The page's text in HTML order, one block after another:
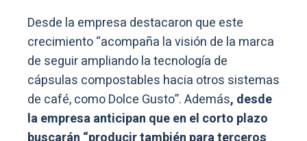
Desde la empresa destacaron que este
crecimiento “acompaña la visión de la marca
de seguir ampliando la tecnología de
cápsulas compostables hacia otros sistemas
de café, como Dolce Gusto”. Además, desde
la empresa anticipan que en el corto plazo